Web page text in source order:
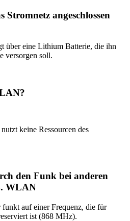
Stromnetz angeschlossen
über eine Lithium Batterie, die ihn
versorgen soll.
keine Ressourcen des
den Funk bei anderen
WLAN
funkt auf einer Frequenz, die für
ist (868 MHz).